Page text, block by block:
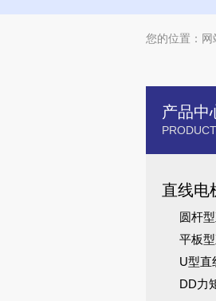
您的位置：
产品中
直线电
圆杆
平板
U型直
DD力